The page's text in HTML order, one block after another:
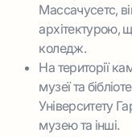
Массачусетс,
архітектурою,
коледж.
На території
музеї та
Університету
музею та інші.